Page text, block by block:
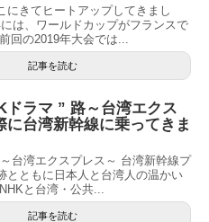
にきてヒートアップしてきまし
は、ワールドカップがフランスで
回の2019年大会では...
記事を読む
ドラマ ” 路～台湾エクス
に台湾新幹線に乗ってきま
台湾エクスプレス～ 台湾新幹線プ
とともに日本人と台湾人の温かい
と台湾・公共...
記事を読む